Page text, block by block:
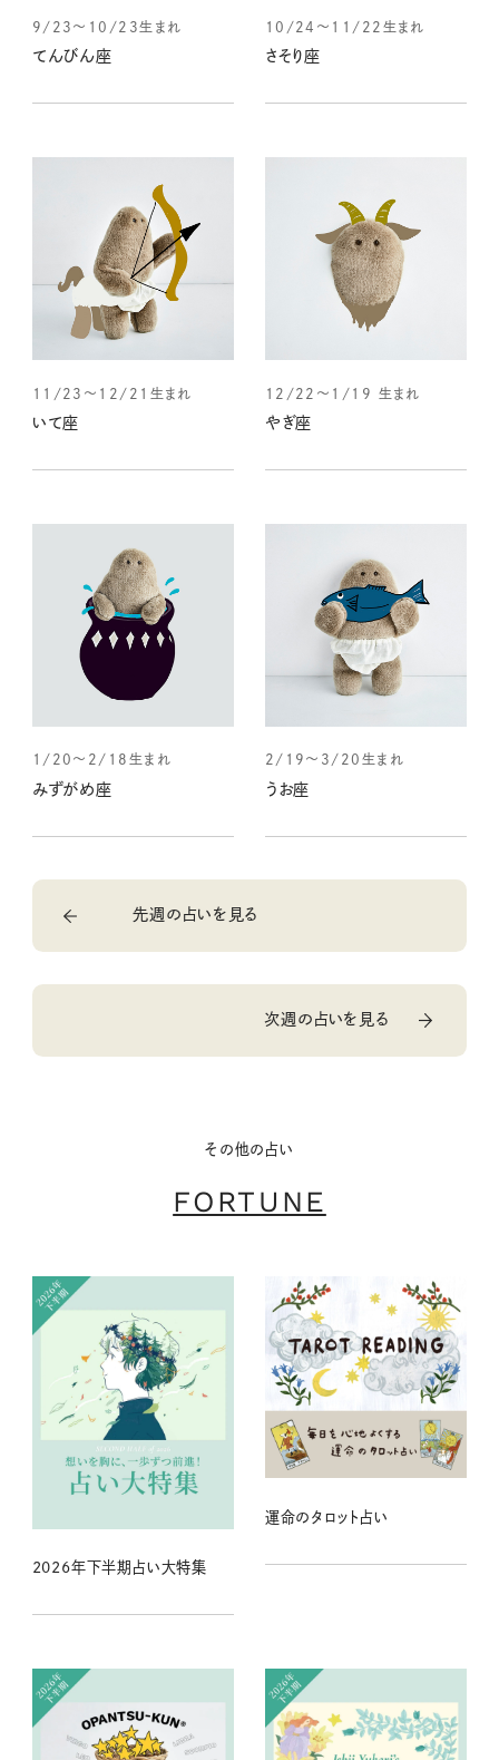
9/23～10/23生まれ
てんびん座
10/24～11/22生まれ
さそり座
11/23～12/21生まれ
いて座
12/22～1/19 生まれ
やぎ座
1/20～2/18生まれ
みずがめ座
2/19～3/20生まれ
うお座
先週の占いを見る
次週の占いを見る
その他の占い
FORTUNE
2026年下半期占い大特集
運命のタロット占い